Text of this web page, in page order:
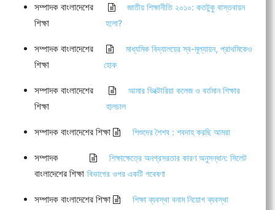
সম্পাদক বাংলাদেশের
শিক্ষা
জাতীয় শিক্ষানীতি ২০১০: কতটুকু বাস্তবায়ন
হলো?
সম্পাদক বাংলাদেশের
শিক্ষা
মাধ্যমিক বিদ্যালয়ের স্ব-মূল্যায়ন, প্রাথমিকেও
হোক
সম্পাদক বাংলাদেশের
শিক্ষা
আমার ভিক্টোরিয়া কলেজ ও বর্তমান শিক্ষার
হালচাল
সম্পাদক বাংলাদেশের শিক্ষা শিশুদের শৈশব : শবদাহ করছি আমরা
সম্পাদক
বাংলাদেশের শিক্ষা
শিক্ষাক্ষেত্রে অনগ্রসরতার কারণ অনুসন্ধান: সিলেট
বিভাগের ওপর একটি গবেষণা
সম্পাদক বাংলাদেশের শিক্ষা শিক্ষা ব্যবস্থা বনাম নিয়োগ ব্যবস্থা